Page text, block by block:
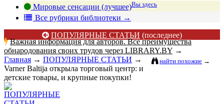
Мировые сенсации (лучшее)Вы здесь
Все рубрики библиотеки →
ПОПУЛЯРНЫЕ СТАТЬИ (последнее)
Важная информация для авторов. Все преимущества
обнародования своих трудов через LIBRARY.BY →
найти похожие →
Главная → ПОПУЛЯРНЫЕ СТАТЬИ →
Varner Baltija открыла торговый центр: и
детские товары, и крупные покупки!